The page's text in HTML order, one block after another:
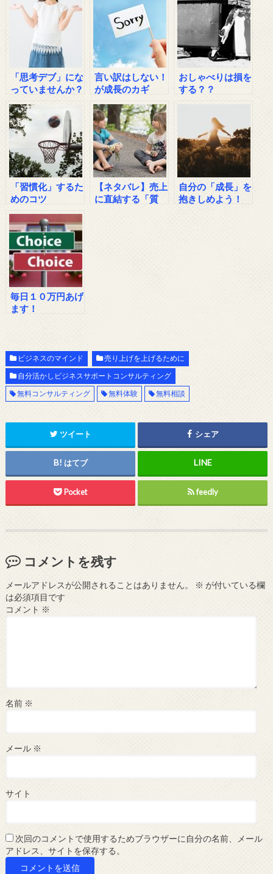
「思考デブ」にな
っていませんか？
言い訳はしない！
が成長のカギ
おしゃべりは損を
する？？
「習慣化」するた
めのコツ
【ネタバレ】売上
に直結する「質
自分の「成長」を
抱きしめよう！
毎日１０万円あげ
ます！
ビジネスのマインド
売り上げを上げるために
自分活かしビジネスサポートコンサルティング
無料コンサルティング
無料体験 無料相談
ツイート シェア
はてブ
Pocket feedly
コメントを残す
メールアドレスが公開されることはありません。 ※ が付いている欄
は必須項目です
コメント ※
名前 ※
メール ※
サイト
次回のコメントで使用するためブラウザーに自分の名前、メール
アドレス、サイトを保存する。